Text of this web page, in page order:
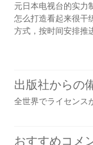
元日本电视台的实力
怎么打造看起来很干
方式，按时间安排推
出版社からの
全世界でライセンス
おすすめコメ